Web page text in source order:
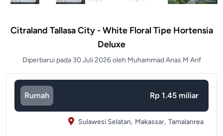
Citraland Tallasa City - White Floral Tipe Hortensia
Deluxe
Diperbarui pada 30 Juli 2026 oleh Muhammad Anas M Arif
Rumah Rp 1.45 miliar
Sulawesi Selatan, Makassar, Tamalanrea